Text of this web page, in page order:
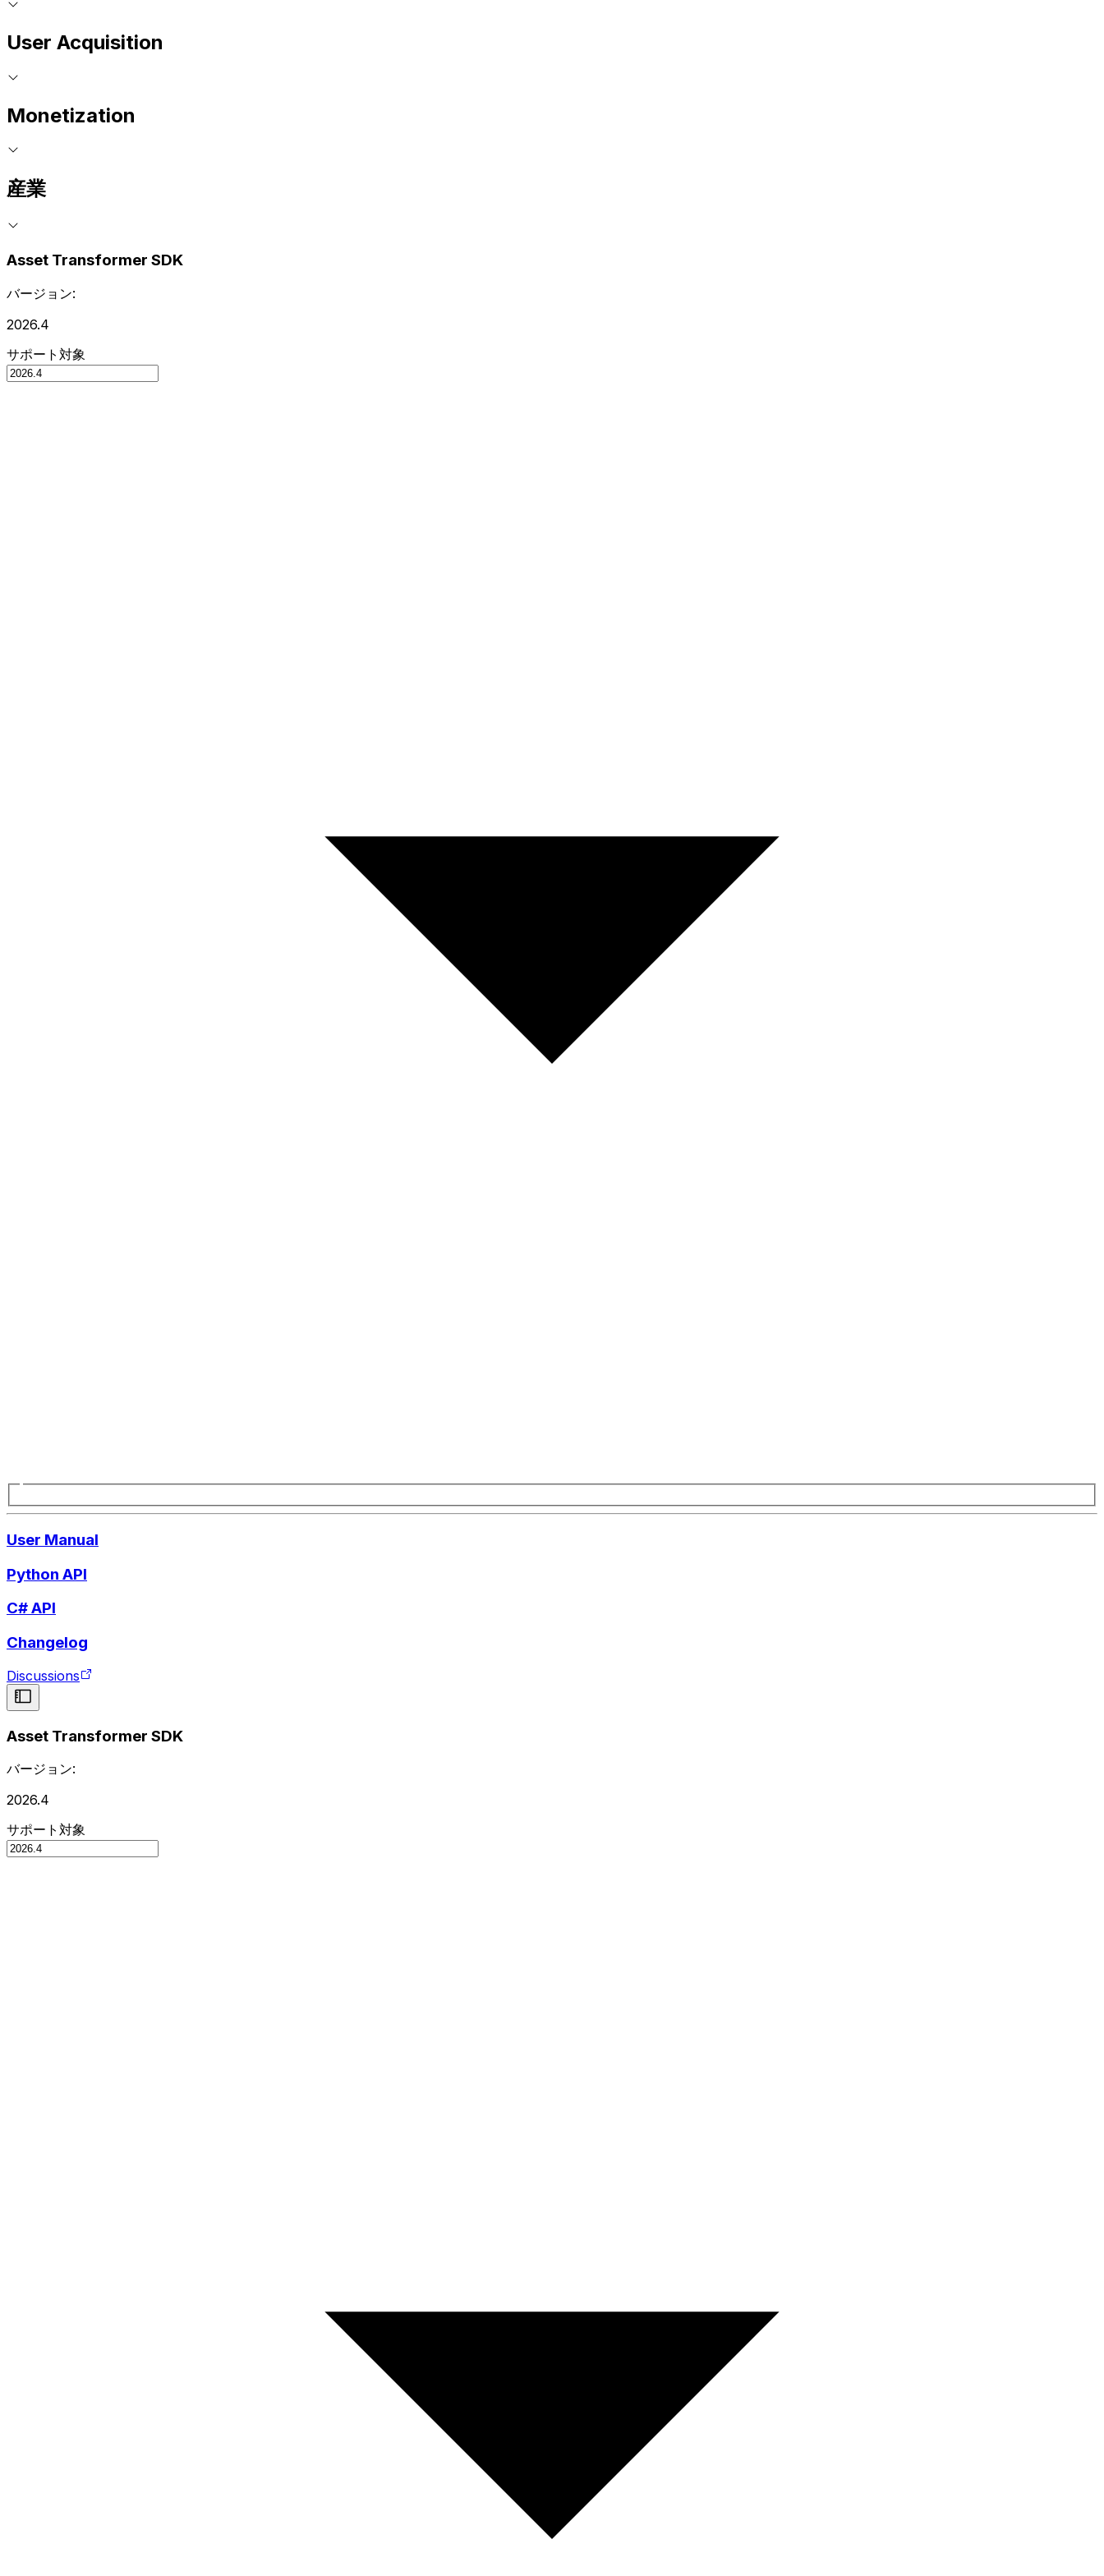
User Acquisition
Monetization
産業
Asset Transformer SDK
バージョン:
2026.4
サポート対象
User Manual
Python API
C# API
Changelog
Discussions
Asset Transformer SDK
バージョン:
2026.4
サポート対象